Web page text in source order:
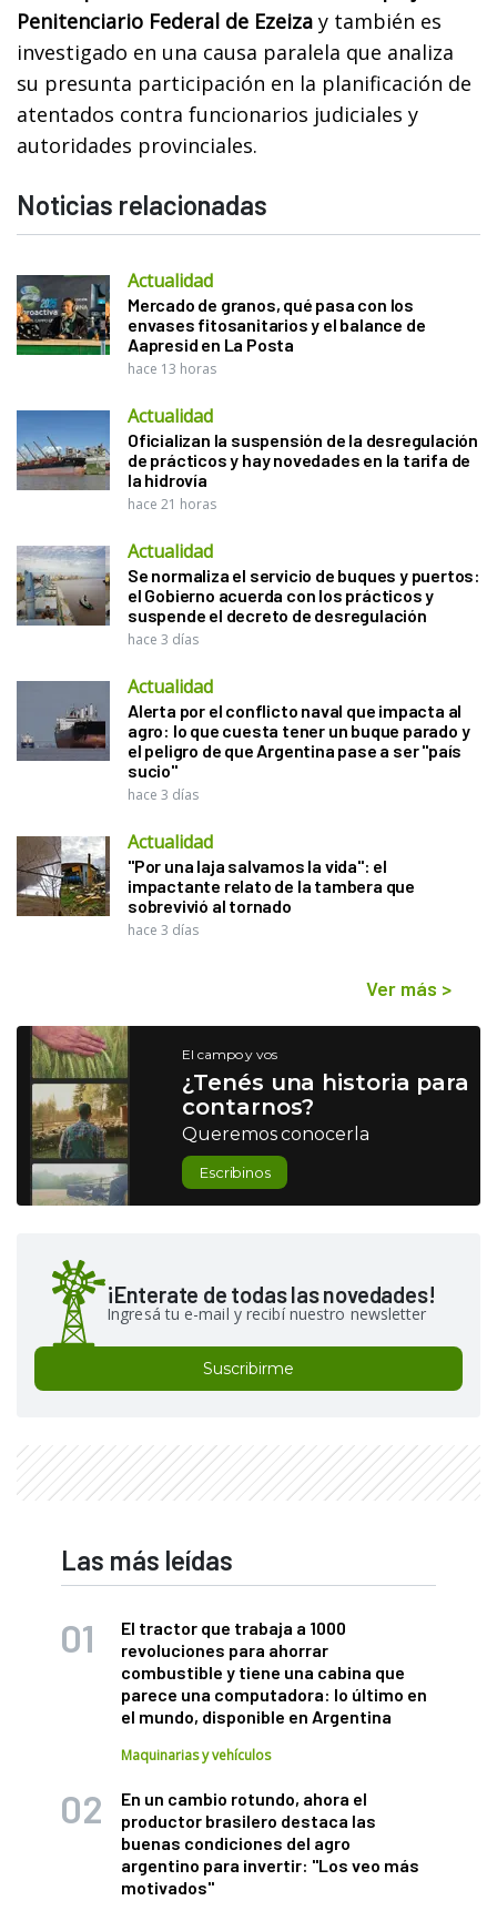
Penitenciario Federal de Ezeiza y también es
investigado en una causa paralela que analiza
su presunta participación en la planificación de
atentados contra funcionarios judiciales y
autoridades provinciales.
Noticias relacionadas
Actualidad
Mercado de granos, qué pasa con los
envases fitosanitarios y el balance de
Aapresid en La Posta
hace 13 horas
Actualidad
Oficializan la suspensión de la desregulación
de prácticos y hay novedades en la tarifa de
la hidrovía
hace 21 horas
Actualidad
Se normaliza el servicio de buques y puertos:
el Gobierno acuerda con los prácticos y
suspende el decreto de desregulación
hace 3 días
Actualidad
Alerta por el conflicto naval que impacta al
agro: lo que cuesta tener un buque parado y
el peligro de que Argentina pase a ser "país
sucio"
hace 3 días
Actualidad
"Por una laja salvamos la vida": el
impactante relato de la tambera que
sobrevivió al tornado
hace 3 días
Ver más >
El campo y vos
¿Tenés una historia para
contarnos?
Queremos conocerla
Escribinos
¡Enterate de todas las novedades!
Ingresá tu e-mail y recibí nuestro newsletter
Suscribirme
Las más leídas
El tractor que trabaja a 1000
revoluciones para ahorrar
combustible y tiene una cabina que
parece una computadora: lo último en
el mundo, disponible en Argentina
Maquinarias y vehículos
En un cambio rotundo, ahora el
productor brasilero destaca las
buenas condiciones del agro
argentino para invertir: "Los veo más
motivados"